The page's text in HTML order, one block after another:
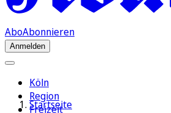
AboAbonnieren
Anmelden
Köln
Region
Freizeit
Startseite